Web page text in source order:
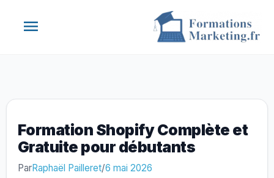
Menu
Formation Shopify Complète et
Gratuite pour débutants
ParRaphaël Pailleret/6 mai 2026